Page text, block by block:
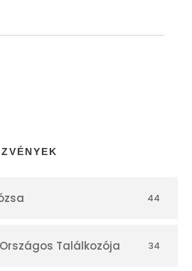
44
Találkozója 34